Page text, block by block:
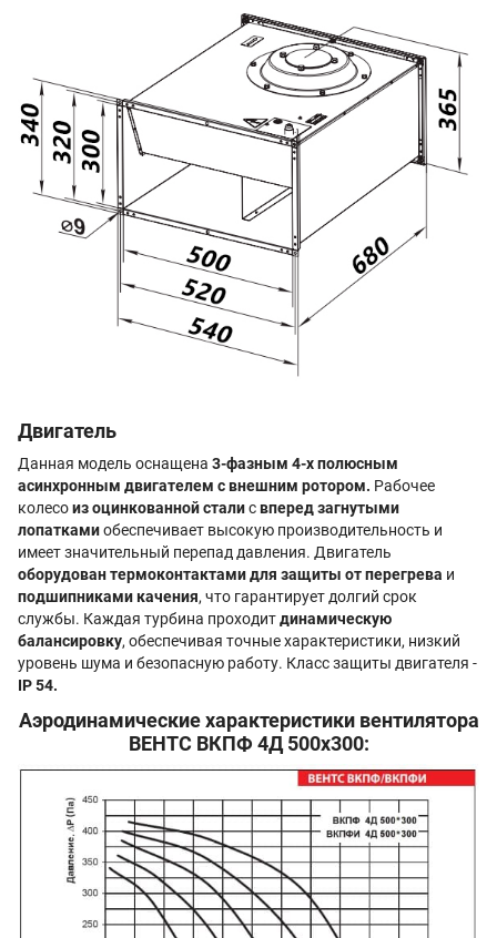
Двигатель
Данная модель оснащена 3-фазным 4-х полюсным
асинхронным двигателем с внешним ротором. Рабочее
колесоиз оцинкованной сталисвперед загнутыми
лопаткамиобеспечивает высокую производительность и
имеет значительный перепад давления. Двигатель
оборудован термоконтактами для защиты от перегрева и
подшипниками качения, что гарантирует долгий срок
службы. Каждая турбина проходитдинамическую
балансировку, обеспечивая точные характеристики, низкий
уровень шума и безопасную работу. Класс защиты двигателя -
IP 54.
Аэродинамические характеристики вентилятора
ВЕНТС ВКПФ 4Д 500x300: